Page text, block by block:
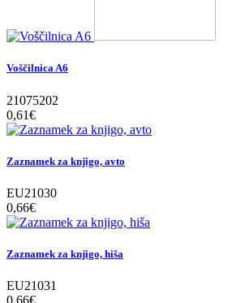
Voščilnica A6
21075202
0,61‎€
Zaznamek za knjigo, avto
EU21030
0,66‎€
Zaznamek za knjigo, hiša
EU21031